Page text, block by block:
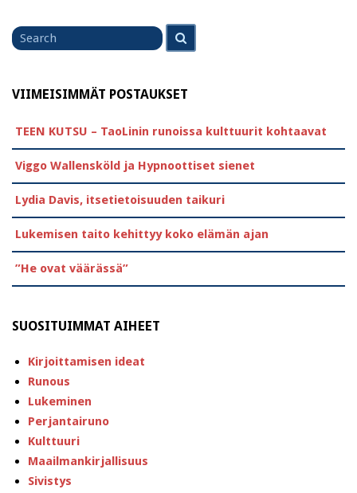
Search
for
VIIMEISIMMÄT POSTAUKSET
TEEN KUTSU – TaoLinin runoissa kulttuurit kohtaavat
Viggo Wallensköld ja Hypnoottiset sienet
Lydia Davis, itsetietoisuuden taikuri
Lukemisen taito kehittyy koko elämän ajan
”He ovat väärässä”
SUOSITUIMMAT AIHEET
Kirjoittamisen ideat
Runous
Lukeminen
Perjantairuno
Kulttuuri
Maailmankirjallisuus
Sivistys